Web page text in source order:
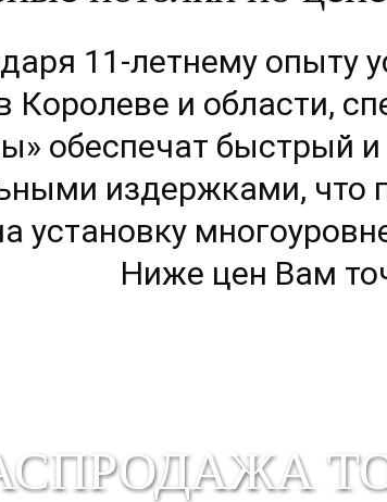
11-летнему опыту
Королеве и области,
обеспечат быстрый
издержками, что
установку
Ниже цен Вам